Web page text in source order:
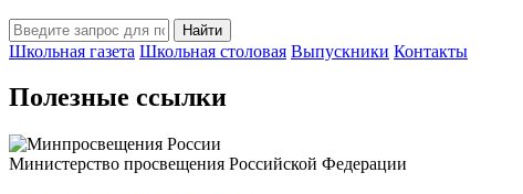
Найти
Школьная газета Школьная столовая Выпускники Контакты
Полезные ссылки
Министерство просвещения Российской Федерации